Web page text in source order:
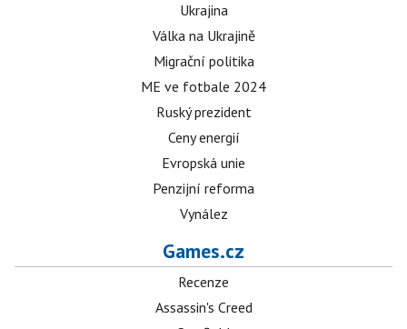
Ukrajina
Válka na Ukrajině
Migrační politika
ME ve fotbale 2024
Ruský prezident
Ceny energií
Evropská unie
Penzijní reforma
Vynález
Games.cz
Recenze
Assassin's Creed